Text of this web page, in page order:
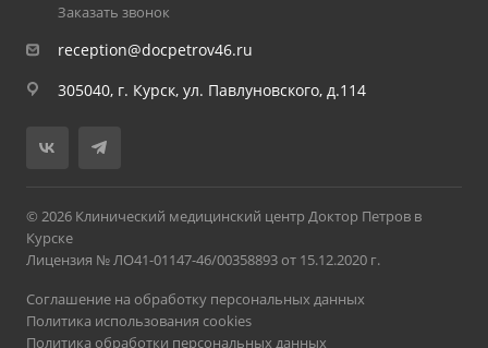
Заказать звонок
reception@docpetrov46.ru
305040, г. Курск, ул. Павлуновского, д.114
© 2026 Клинический медицинский центр Доктор Петров в
Курске
Лицензия № ЛО41-01147-46/00358893 от 15.12.2020 г.
Соглашение на обработку персональных данных
Политика использования cookies
Политика обработки персональных данных